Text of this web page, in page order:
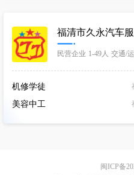
民营企业 1-49人 交通/
机修学徒
美容中工
闽ICP备